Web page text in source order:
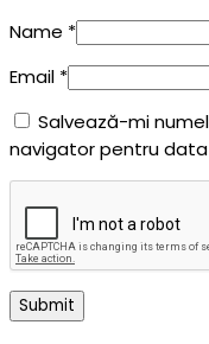
Name *
Email *
Salvează-mi
navigator pentru